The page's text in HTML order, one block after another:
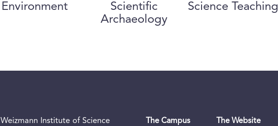
Environment
Scientific
Archaeology
Science Teaching
Weizmann Institute of Science
The Campus The Website